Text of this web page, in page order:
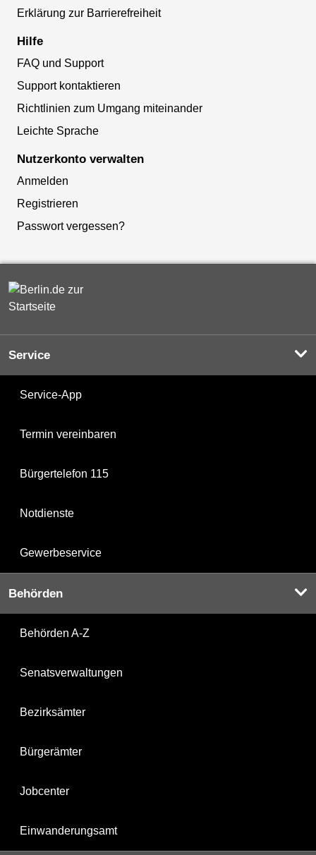
Erklärung zur Barrierefreiheit
Hilfe
FAQ und Support
Support kontaktieren
Richtlinien zum Umgang miteinander
Leichte Sprache
Nutzerkonto verwalten
Anmelden
Registrieren
Passwort vergessen?
Service
Service-App
Termin vereinbaren
Bürgertelefon 115
Notdienste
Gewerbeservice
Behörden
Behörden A-Z
Senatsverwaltungen
Bezirksämter
Bürgerämter
Jobcenter
Einwanderungsamt